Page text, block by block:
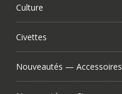
Culture
Civettes
Nouveautés — Accessoires